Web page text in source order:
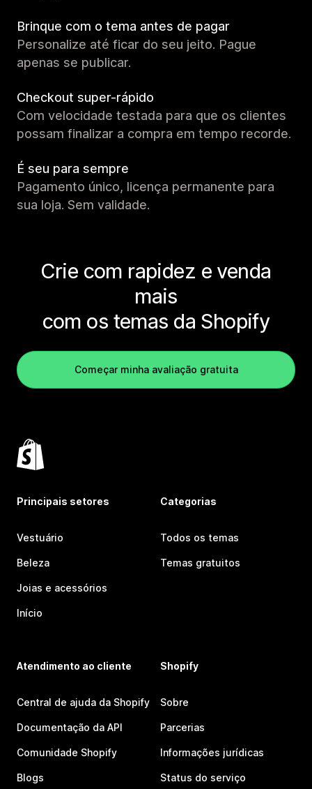
Brinque com o tema antes de pagar
Personalize até ficar do seu jeito. Pague
apenas se publicar.
Checkout super-rápido
Com velocidade testada para que os clientes
possam finalizar a compra em tempo recorde.
É seu para sempre
Pagamento único, licença permanente para
sua loja. Sem validade.
Crie com rapidez e venda
mais
com os temas da Shopify
Começar minha avaliação gratuita
Principais setores
Vestuário
Beleza
Joias e acessórios
Início
Categorias
Todos os temas
Temas gratuitos
Atendimento ao cliente
Central de ajuda da Shopify
Documentação da API
Comunidade Shopify
Blogs
Shopify
Sobre
Parcerias
Informações jurídicas
Status do serviço